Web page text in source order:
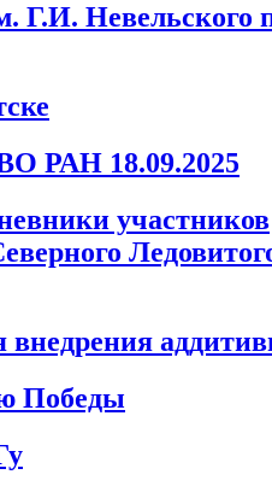
Невельского
РАН 18.09.2025
участников
Победы